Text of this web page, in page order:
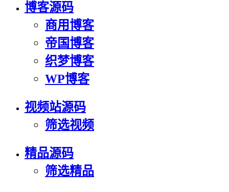
博客源码
商用博客
帝国博客
织梦博客
WP博客
视频站源码
筛选视频
精品源码
筛选精品